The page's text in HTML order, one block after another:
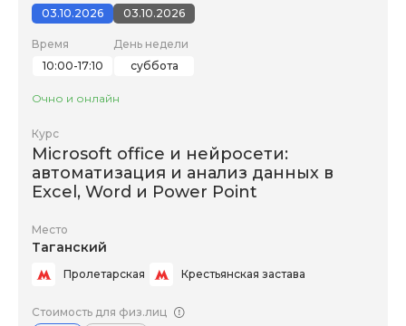
03.10.2026
03.10.2026
Время
10:00-17:10
День недели
суббота
Очно и онлайн
Курс
Microsoft office и нейросети:
автоматизация и анализ данных в
Excel, Word и Power Point
Место
Таганский
Пролетарская Крестьянская застава
Стоимость для физ.лиц